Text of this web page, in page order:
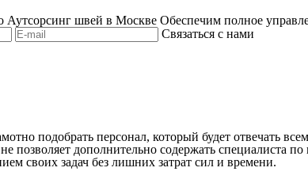
Аутсорсинг швей в Москве Обеспечим полное
Связаться с нами
подобрать персонал, который будет отвечать
позволяет дополнительно содержать специалиста
своих задач без лишних затрат сил и времени.